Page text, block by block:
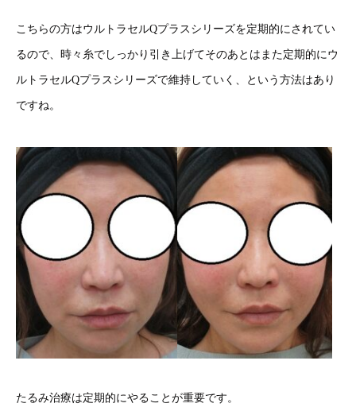
こちらの方はウルトラセルQプラスシリーズを定期的にされてい
るので、時々糸でしっかり引き上げてそのあとはまた定期的にウ
ルトラセルQプラスシリーズで維持していく、という方法はあり
ですね。
たるみ治療は定期的にやることが重要です。